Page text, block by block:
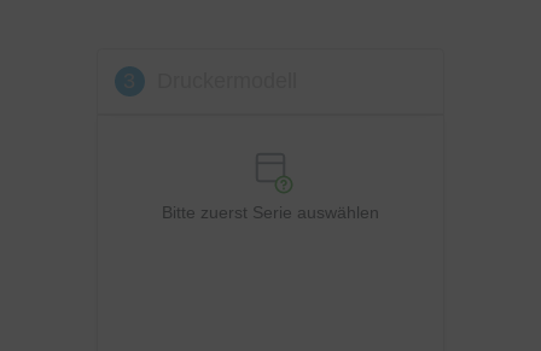
Bitte zuerst Serie auswählen